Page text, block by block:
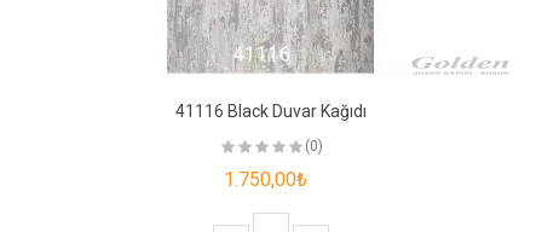
41116 Black Duvar Kağıdı
(0)
1.750,00₺